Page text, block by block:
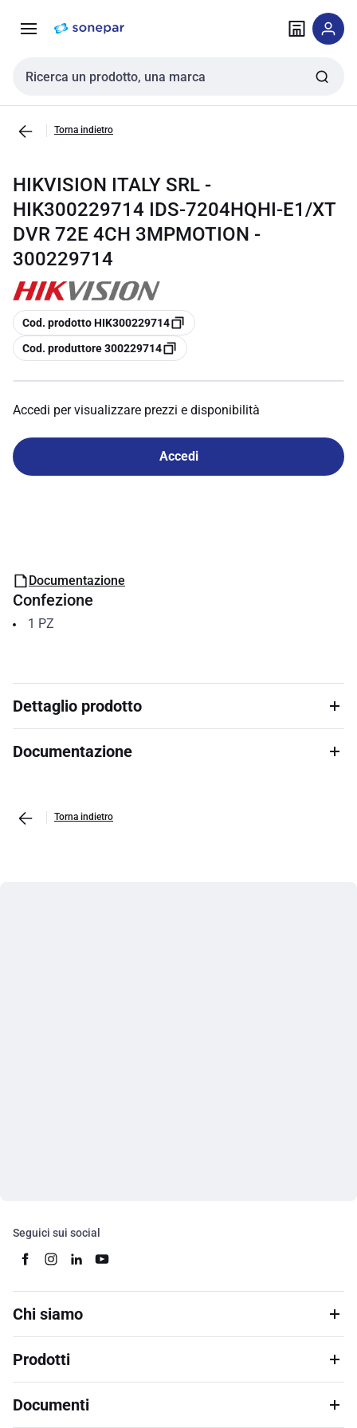
navigazione alla
Cerca input
Torna indietro
HIKVISION ITALY SRL -
HIK300229714 IDS-7204HQHI-E1/XT
DVR 72E 4CH 3MPMOTION -
300229714
copia
Cod. prodotto HIK300229714
copia
Cod. produttore 300229714
Accedi per visualizzare prezzi e disponibilità
Accedi
Documentazione
Confezione
1 PZ
Dettaglio prodotto
Documentazione
Torna indietro
Seguici sui social
Chi siamo
Prodotti
Documenti